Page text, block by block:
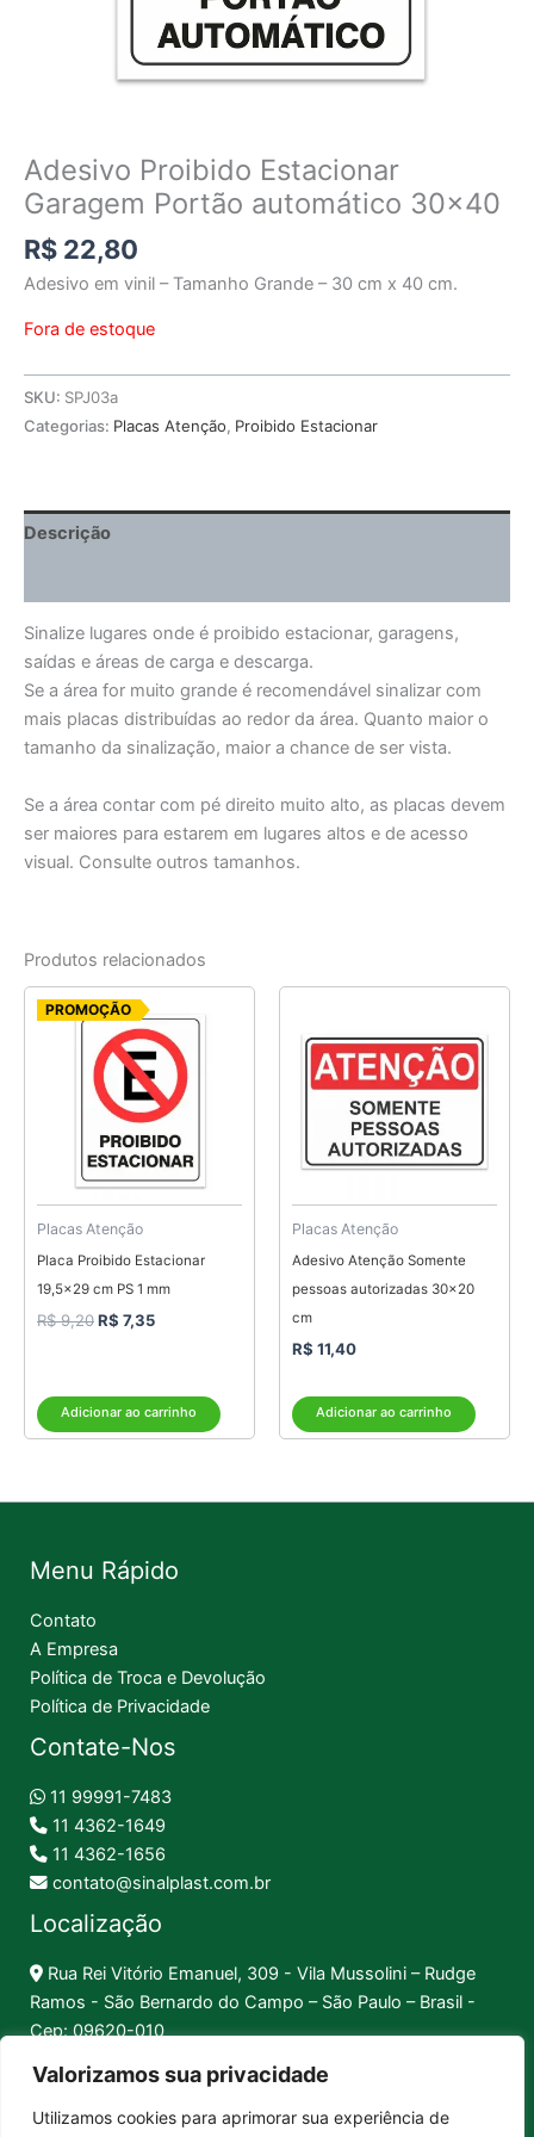
Valorizamos sua privacidade
Utilizamos cookies para aprimorar sua experiência de
Adesivo Proibido Estacionar
Garagem Portão automático 30×40
R$ 22,80
Adesivo em vinil – Tamanho Grande – 30 cm x 40 cm.
Fora de estoque
SKU: SPJ03a
Categorias: Placas Atenção, Proibido Estacionar
Descrição
Sinalize lugares onde é proibido estacionar, garagens,
saídas e áreas de carga e descarga.
Se a área for muito grande é recomendável sinalizar com
mais placas distribuídas ao redor da área. Quanto maior o
tamanho da sinalização, maior a chance de ser vista.
Se a área contar com pé direito muito alto, as placas devem
ser maiores para estarem em lugares altos e de acesso
visual. Consulte outros tamanhos.
Produtos relacionados
PROMOÇÃO
Placas Atenção
Placa Proibido Estacionar
19,5×29 cm PS 1 mm
R$9,20
O
preço
original
era:
R$ 9,20.
R$ 7,35
preço
atual
é:
R$ 7,35.
Adicionar ao carrinho
Placas Atenção
Adesivo Atenção Somente
pessoas autorizadas 30×20
cm
R$ 11,40
Adicionar ao carrinho
Menu Rápido
Contato
A Empresa
Política de Troca e Devolução
Política de Privacidade
Contate-Nos
11 99991-7483
11 4362-1649
11 4362-1656
contato@sinalplast.com.br
Localização
Rua Rei Vitório Emanuel, 309 - Vila Mussolini – Rudge
Ramos - São Bernardo do Campo – São Paulo – Brasil -
Cep: 09620-010